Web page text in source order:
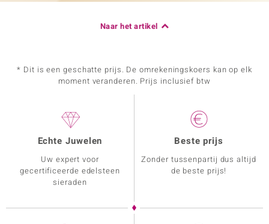
Naar het artikel
* Dit is een geschatte prijs. De omrekeningskoers kan op elk
moment veranderen. Prijs inclusief btw
Echte Juwelen
Uw expert voor
gecertificeerde edelsteen
sieraden
Beste prijs
Zonder tussenpartij dus altijd
de beste prijs!